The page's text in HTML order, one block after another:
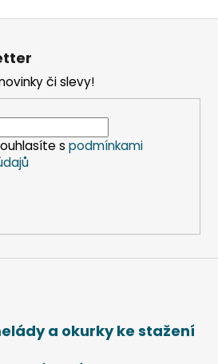
či slevy!
s podmínkami
a okurky ke stažení